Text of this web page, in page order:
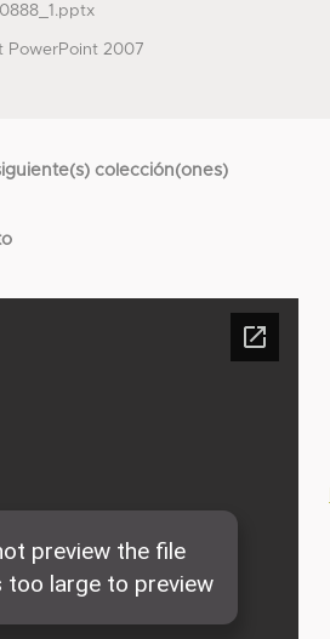
PowerPoint 2007
colección(ones)